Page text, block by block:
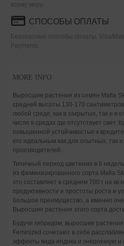
всему миру.
СПОСОБЫ ОПЛАТЫ
Безопасные способы оплаты. Visa/
Payments.
MORE INFO
Выросшие растения из семян Mafia
средней высоты 130-170
любой среде, как в закрытых, так и в
числе в средах где отсутствует свет.
повышенной устойчивостью к
его идеальным как для опытных, так
производителей.
Типичный период цветения в 8
из феминизированного сорта Mafia
это составляет в среднем 700 г на
продуктивности и простоты роста и
большое преимущество, а именно
Выросшие растения этого сорта
Будучи гибридом, выросшие
Feminized сочетают в себе
эффекты вида индика и энергичную